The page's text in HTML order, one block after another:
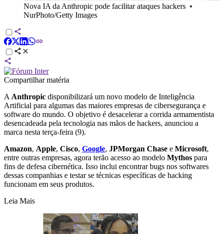
Nova IA da Anthropic pode facilitar ataques hackers •
NurPhoto/Getty Images
Compartilhar matéria
A Anthropic disponibilizará um novo modelo de Inteligência
Artificial para algumas das maiores empresas de cibersegurança e
software do mundo. O objetivo é desacelerar a corrida armamentista
desencadeada pela tecnologia nas mãos de hackers, anunciou a
marca nesta terça-feira (9).
Amazon, Apple, Cisco, Google, JPMorgan Chase e Microsoft,
entre outras empresas, agora terão acesso ao modelo Mythos para
fins de defesa cibernética. Isso inclui encontrar bugs nos softwares
dessas companhias e testar se técnicas específicas de hacking
funcionam em seus produtos.
Leia Mais